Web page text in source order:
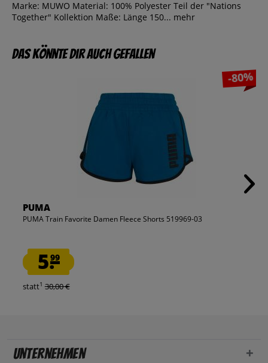
Marke: MUWO Material: 100% Polyester Teil der "Nations
Together" Kollektion Maße: Länge 150... mehr
Das könnte dir auch gefallen
-80%
PUMA
PUMA Train Favorite Damen Fleece Shorts 519969-03
5.99
statt1 30,00 €
Unternehmen